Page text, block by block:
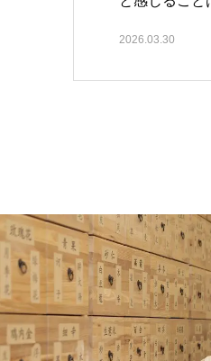
2026.03.30